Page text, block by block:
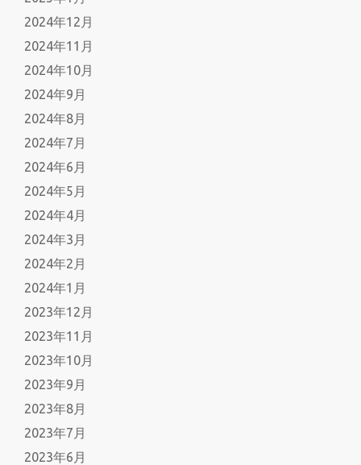
2024年12月
2024年11月
2024年10月
2024年9月
2024年8月
2024年7月
2024年6月
2024年5月
2024年4月
2024年3月
2024年2月
2024年1月
2023年12月
2023年11月
2023年10月
2023年9月
2023年8月
2023年7月
2023年6月